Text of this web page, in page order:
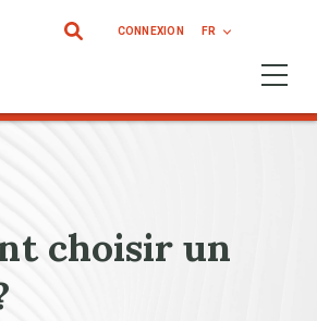
Ouvrir
CONNEXION FR
choisir un